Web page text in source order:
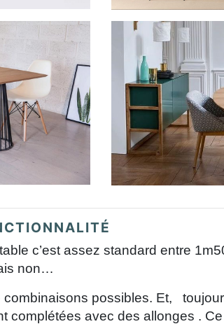
c’est assez standard entre
non…
combinaisons possibles. Et,
complétées avec des allonges .